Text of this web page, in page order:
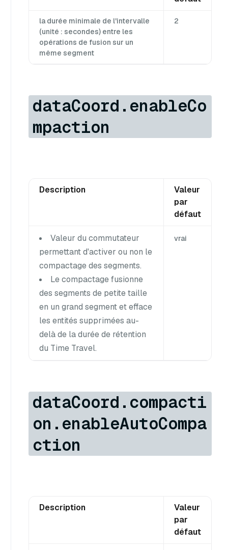
la durée minimale de l'intervalle
(unité : secondes) entre les
opérations de fusion sur un
même segment
2
dataCoord.enableCo
mpaction
Description
Valeur
par
défaut
Valeur du commutateur
permettant d'activer ou non le
compactage des segments.
Le compactage fusionne
des segments de petite taille
en un grand segment et efface
les entités supprimées au-
delà de la durée de rétention
du Time Travel.
vrai
dataCoord.compacti
on.enableAutoCompa
ction
Description
Valeur
par
défaut